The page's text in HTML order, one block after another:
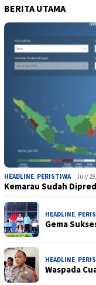
BERITA UTAMA
HEADLINE, PERISTIWA July
Kemarau Sudah
HEADLINE,
Gema
HEADLINE,
Waspada